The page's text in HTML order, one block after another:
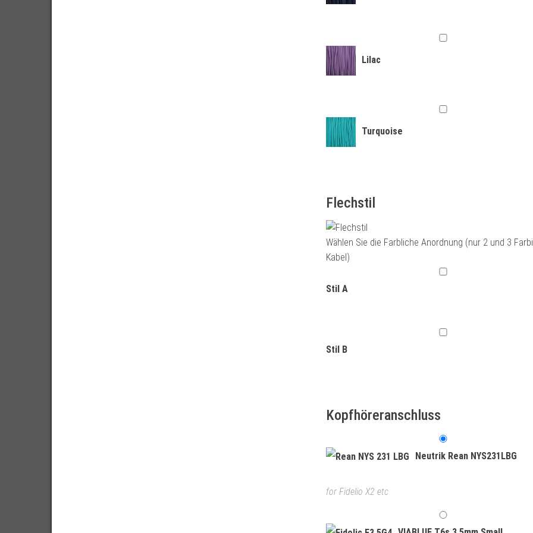
Lilac
Turquoise
Flechstil
Wählen Sie die Farbliche Anordnung (nur 2 und 3
Kabel)
Stil A
Stil B
Kopfhöreranschluss
Neutrik Rean NYS231LBG
for Fidelio X2 etc